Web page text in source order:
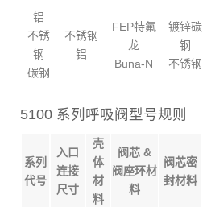
铝
不锈
钢
碳钢
不锈钢
铝
FEP特氟
龙
Buna-N
镀锌碳
钢
不锈钢
5100 系列呼吸阀型号规则
系列
代号
入口
连接
尺寸
壳
体
材
料
阀芯 &
阀座环材
料
阀芯密
封材料